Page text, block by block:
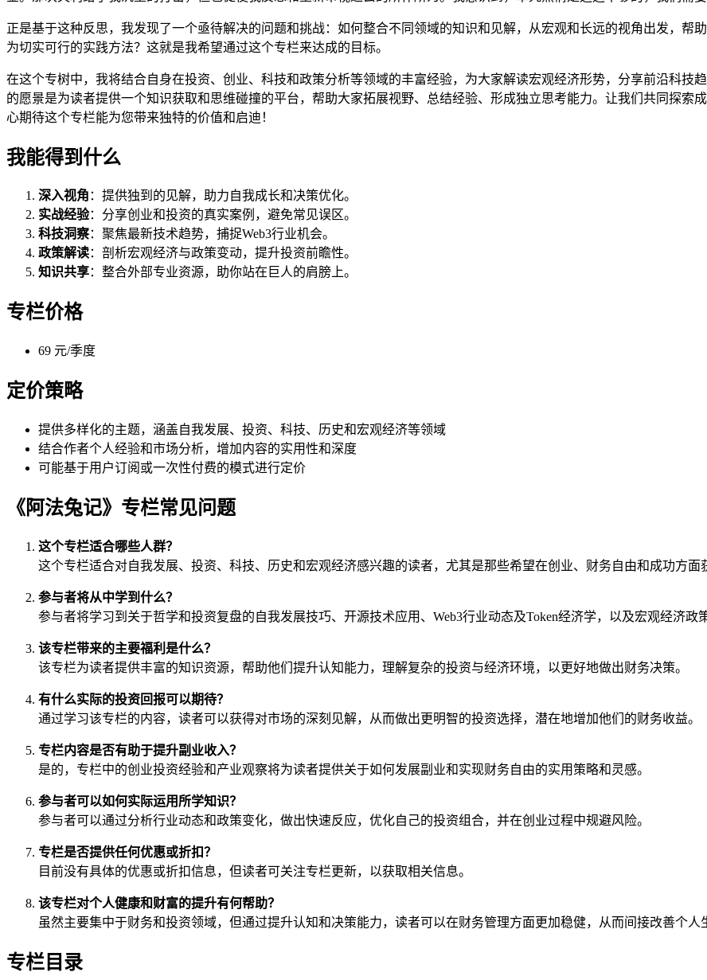
正是基于这种反思，我发现了一个亟待解决的问题和挑战：如何整合不同领域的知识和见解，从宏观和长远的视角出发，帮
为切实可行的实践方法？这就是我希望通过这个专栏来达成的目标。
在这个专树中，我将结合自身在投资、创业、科技和政策分析等领域的丰富经验，为大家解读宏观经济形势，分享前沿科技
的愿景是为读者提供一个知识获取和思维碰撞的平台，帮助大家拓展视野、总结经验、形成独立思考能力。让我们共同探索
心期待这个专栏能为您带来独特的价值和启迪！
我能得到什么
深入视角 ：提供独到的见解，助力自我成长和决策优化。
实战经验：分享创业和投资的真实案例，避免常见误区。
科技洞察：聚焦最新技术趋势，捕捉Web3行业机会。
政策解读：剖析宏观经济与政策变动，提升投资前瞻性。
知识共享：整合外部专业资源，助你站在巨人的肩膀上。
专栏价格
69 元/季度
定价策略
提供多样化的主题，涵盖自我发展、投资、科技、历史和宏观经济等领域
结合作者个人经验和市场分析，增加内容的实用性和深度
可能基于用户订阅或一次性付费的模式进行定价
《阿法兔记》专栏常见问题
这个专栏适合哪些人群？
这个专栏适合对自我发展、投资、科技、历史和宏观经济感兴趣的读者，尤其是那些希望在创业、财务自由和成功方面
参与者将从中学到什么？
参与者将学习到关于哲学和投资复盘的自我发展技巧、开源技术应用、Web3行业动态及Token经济学，以及宏观经济政
该专栏带来的主要福利是什么？
该专栏为读者提供丰富的知识资源，帮助他们提升认知能力，理解复杂的投资与经济环境，以更好地做出财务决策。
有什么实际的投资回报可以期待？
通过学习该专栏的内容，读者可以获得对市场的深刻见解，从而做出更明智的投资选择，潜在地增加他们的财务收益。
专栏内容是否有助于提升副业收入？
是的，专栏中的创业投资经验和产业观察将为读者提供关于如何发展副业和实现财务自由的实用策略和灵感。
参与者可以如何实际运用所学知识？
参与者可以通过分析行业动态和政策变化，做出快速反应，优化自己的投资组合，并在创业过程中规避风险。
专栏是否提供任何优惠或折扣？
目前没有具体的优惠或折扣信息，但读者可关注专栏更新，以获取相关信息。
该专栏对个人健康和财富的提升有何帮助？
虽然主要集中于财务和投资领域，但通过提升认知和决策能力，读者可以在财务管理方面更加稳健，从而间接改善个人
专栏目录